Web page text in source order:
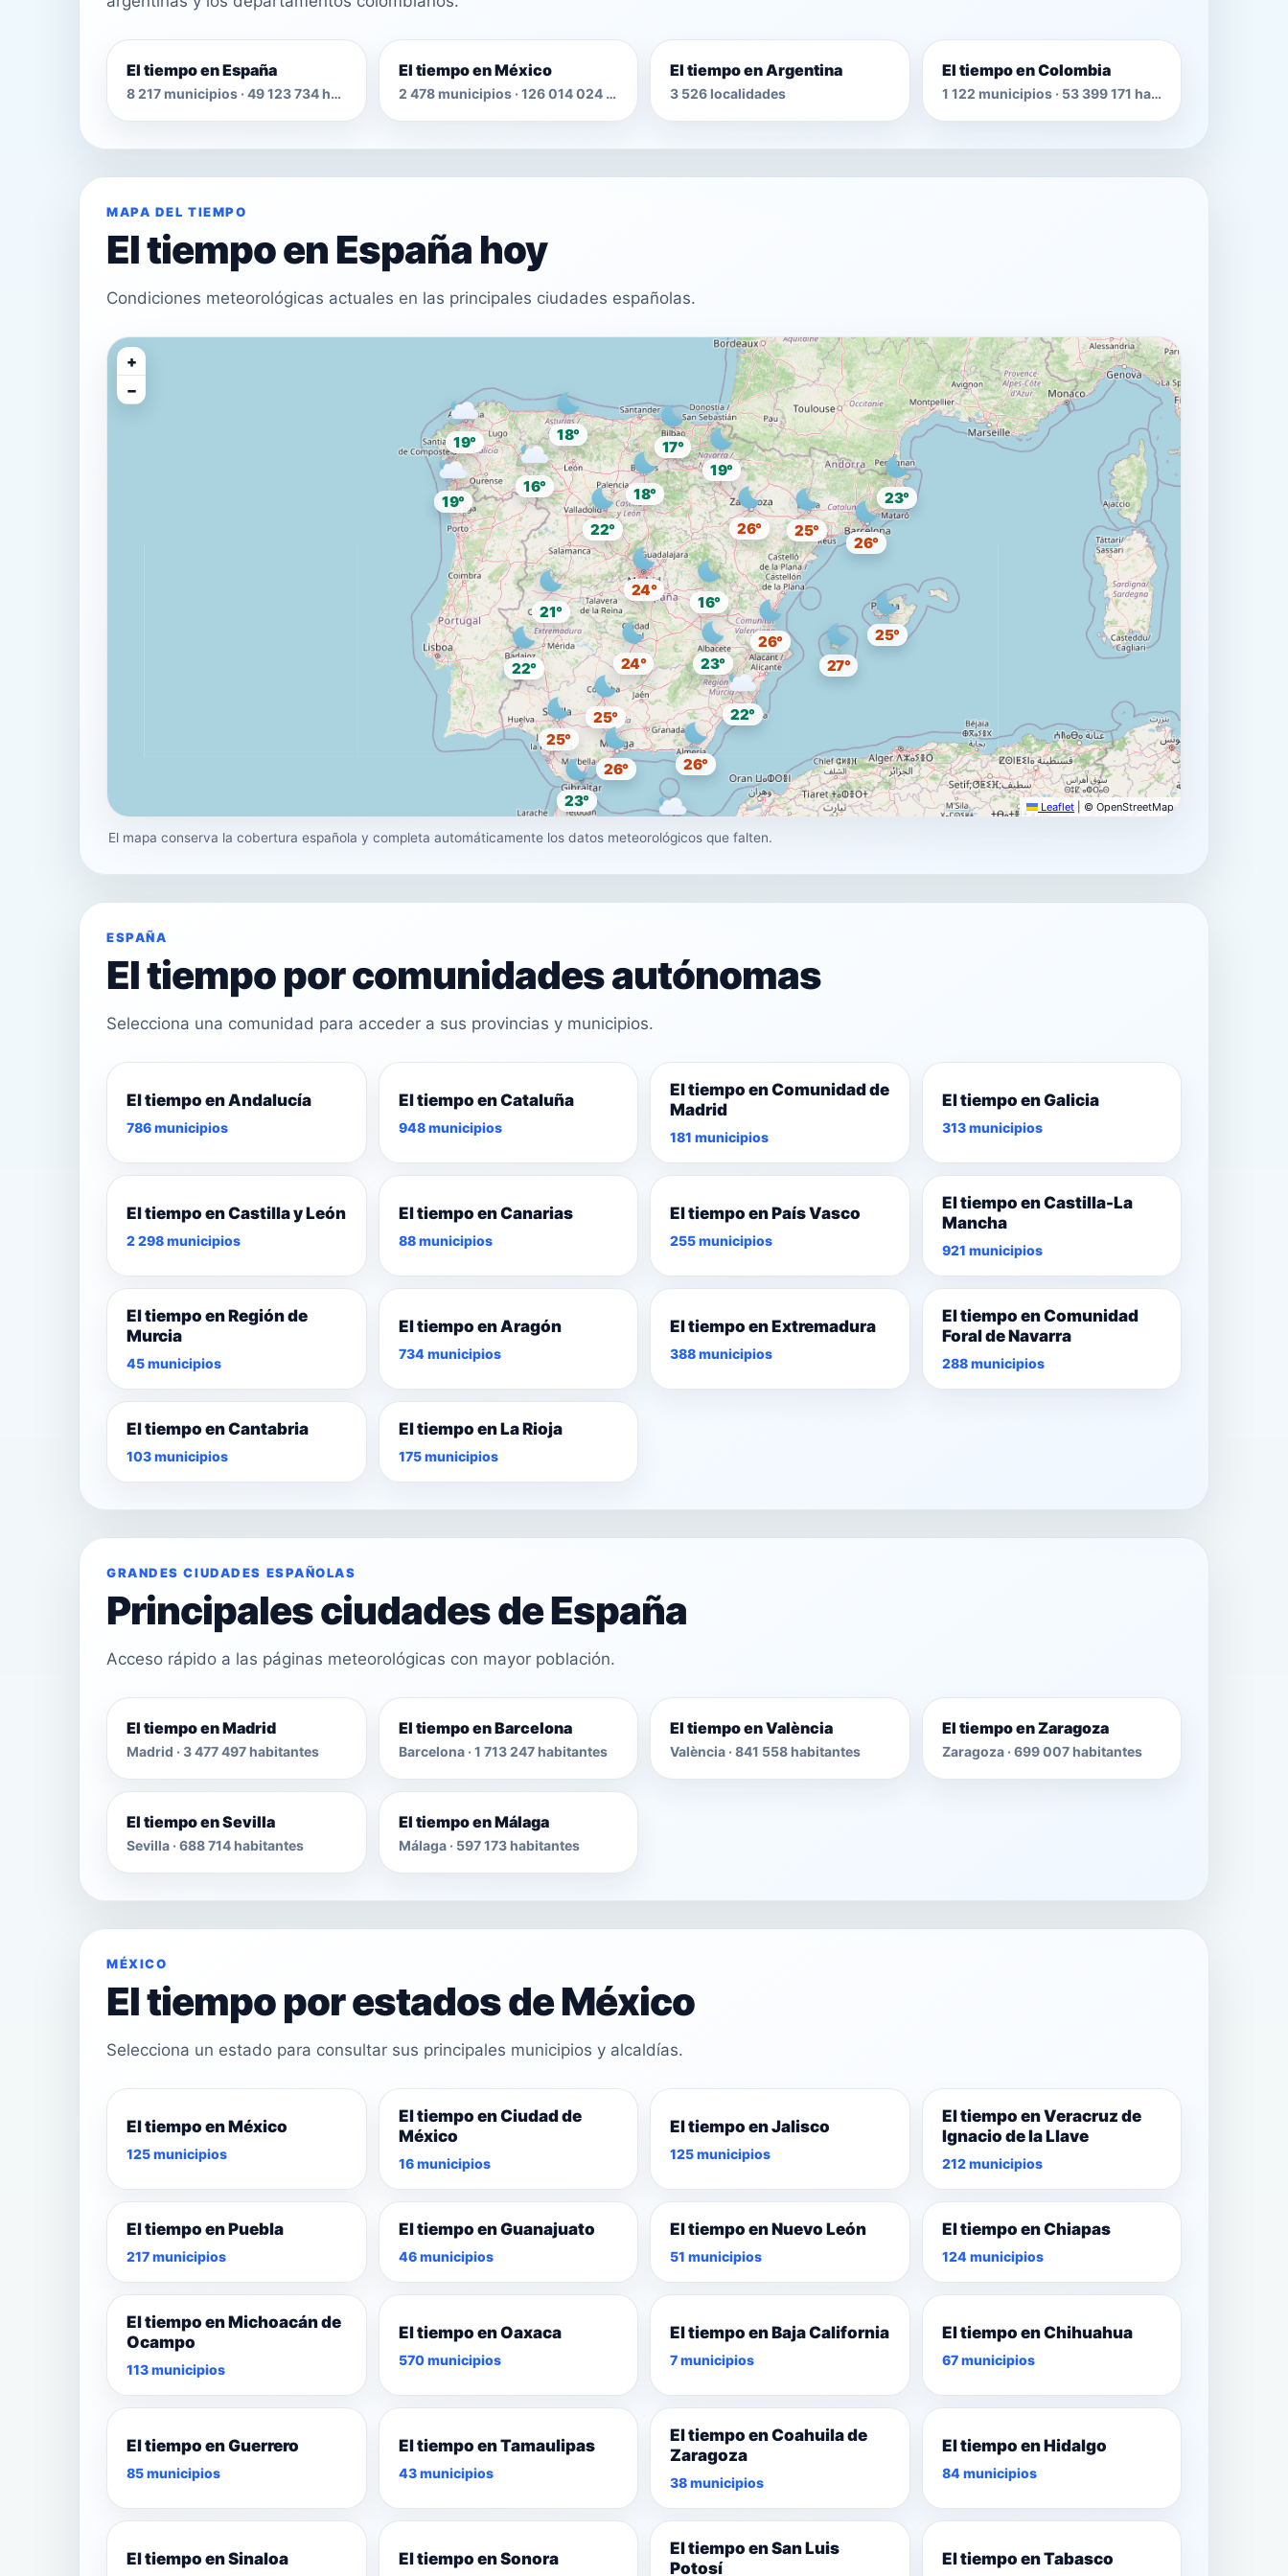
El tiempo en España
8 217 municipios · 49 123 734 habitantes
El tiempo en México
2 478 municipios · 126 014 024 habitantes
El tiempo en Argentina
3 526 localidades
El tiempo en Colombia
1 122 municipios · 53 399 171 habitantes
MAPA DEL TIEMPO
El tiempo en España hoy
Condiciones meteorológicas actuales en las principales ciudades españolas.
24°
26°
26°
26°
25°
26°
22°
25°
24°
17°
25°
22°
19°
18°
19°
19°
26°
18°
23°
22°
25°
23°
22°
26°
24°
16°
27°
16°
23°
21°
+
−
Leaflet © OpenStreetMap
El mapa conserva la cobertura española y completa automáticamente los datos meteorológicos que falten.
ESPAÑA
El tiempo por comunidades autónomas
Selecciona una comunidad para acceder a sus provincias y municipios.
El tiempo en Andalucía
786 municipios
El tiempo en Cataluña
948 municipios
El tiempo en Comunidad de
Madrid
181 municipios
El tiempo en Galicia
313 municipios
El tiempo en Castilla y León
2 298 municipios
El tiempo en Canarias
88 municipios
El tiempo en País Vasco
255 municipios
El tiempo en Castilla-La
Mancha
921 municipios
El tiempo en Región de
Murcia
45 municipios
El tiempo en Aragón
734 municipios
El tiempo en Extremadura
388 municipios
El tiempo en Comunidad
Foral de Navarra
288 municipios
El tiempo en Cantabria
103 municipios
El tiempo en La Rioja
175 municipios
GRANDES CIUDADES ESPAÑOLAS
Principales ciudades de España
Acceso rápido a las páginas meteorológicas con mayor población.
El tiempo en Madrid
Madrid · 3 477 497 habitantes
El tiempo en Barcelona
Barcelona · 1 713 247 habitantes
El tiempo en València
València · 841 558 habitantes
El tiempo en Zaragoza
Zaragoza · 699 007 habitantes
El tiempo en Sevilla
Sevilla · 688 714 habitantes
El tiempo en Málaga
Málaga · 597 173 habitantes
MÉXICO
El tiempo por estados de México
Selecciona un estado para consultar sus principales municipios y alcaldías.
El tiempo en México
125 municipios
El tiempo en Ciudad de
México
16 municipios
El tiempo en Jalisco
125 municipios
El tiempo en Veracruz de
Ignacio de la Llave
212 municipios
El tiempo en Puebla
217 municipios
El tiempo en Guanajuato
46 municipios
El tiempo en Nuevo León
51 municipios
El tiempo en Chiapas
124 municipios
El tiempo en Michoacán de
Ocampo
113 municipios
El tiempo en Oaxaca
570 municipios
El tiempo en Baja California
7 municipios
El tiempo en Chihuahua
67 municipios
El tiempo en Guerrero
85 municipios
El tiempo en Tamaulipas
43 municipios
El tiempo en Coahuila de
Zaragoza
38 municipios
El tiempo en Hidalgo
84 municipios
El tiempo en Sinaloa El tiempo en Sonora
El tiempo en San Luis
Potosí
El tiempo en Tabasco